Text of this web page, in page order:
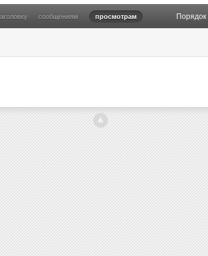
сообщениям просмотрам Порядок